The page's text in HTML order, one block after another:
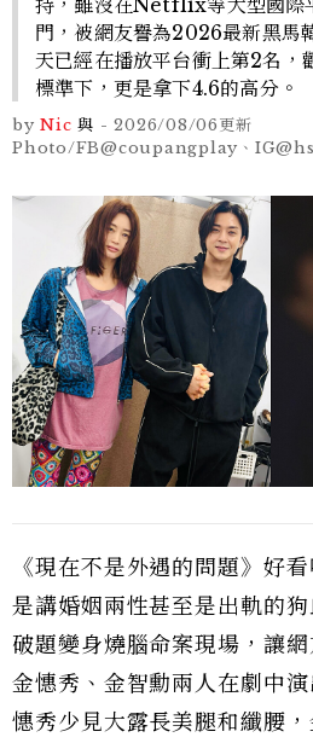
持，雖沒在Netflix等大型國際
門，被網友譽為2026最新黑馬
天已經在播放平台衝上第2名，
標準下，更是拿下4.6的高分。
by Nic 與 -2026/08/06更新
Photo/FB@coupangplay、
《現在不是外遇的問題》好
是講婚姻兩性甚至是出軌的
破題變身燒腦命案現場，讓
金憓秀、金智勳兩人在劇中
憓秀少見大露長美腿和纖腰